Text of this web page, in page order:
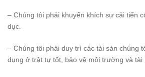
– Chúng tôi phải khuyến khích sự cải tiến
dục.
– Chúng tôi phải duy trì các tài sản chúng
dụng ở trật tự tốt, bảo vệ môi trường và tài